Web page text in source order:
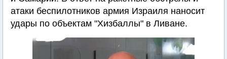
атаки беспилотников армия Израиля наносит
удары по объектам "Хизбаллы" в Ливане.